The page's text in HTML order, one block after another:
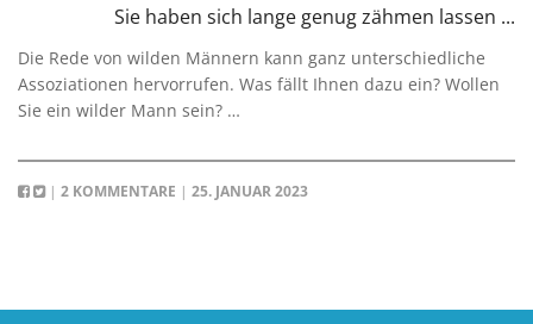
Sie haben sich lange genug zähmen lassen ...
Die Rede von wilden Männern kann ganz unterschiedliche
Assoziationen hervorrufen. Was fällt Ihnen dazu ein? Wollen
Sie ein wilder Mann sein? …
| 2 KOMMENTARE | 25. JANUAR 2023